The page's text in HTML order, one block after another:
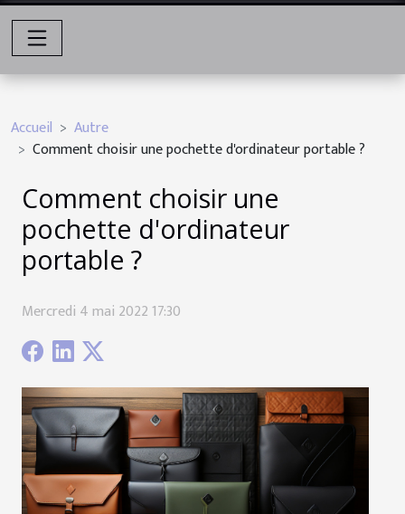
Accueil
Autre
Comment choisir une pochette d'ordinateur portable ?
Comment choisir une
pochette d'ordinateur
portable ?
Mercredi 4 mai 2022 17:30